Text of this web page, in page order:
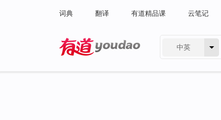
词典 翻译 有道精品课 云笔记
中英